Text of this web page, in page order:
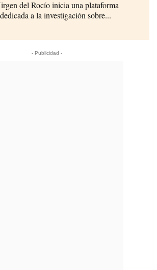
del Rocío inicia una plataforma
a la investigación sobre...
- Publicidad -